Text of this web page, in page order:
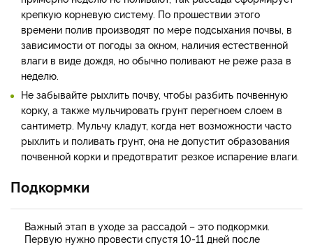
крепкую корневую систему. По прошествии этого
времени полив производят по мере подсыхания почвы, в
зависимости от погоды за окном, наличия естественной
влаги в виде дождя, но обычно поливают не реже раза в
неделю.
Не забывайте рыхлить почву, чтобы разбить почвенную
корку, а также мульчировать грунт перегноем слоем в
сантиметр. Мульчу кладут, когда нет возможности часто
рыхлить и поливать грунт, она не допустит образования
почвенной корки и предотвратит резкое испарение влаги.
Подкормки
Важный этап в уходе за рассадой – это подкормки.
Первую нужно провести спустя 10-11 дней после